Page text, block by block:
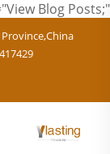
";link.href="/blog";link.textContent="View Blog Posts";});